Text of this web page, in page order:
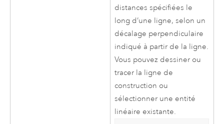
distances spécifiées le
long d’une ligne, selon un
décalage perpendiculaire
indiqué à partir de la ligne.
Vous pouvez dessiner ou
tracer la ligne de
construction ou
sélectionner une entité
linéaire existante.